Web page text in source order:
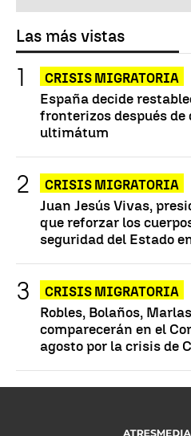
Las más vistas
CRISIS MIGRATORIA
España decide
fronterizos después
ultimátum
CRISIS MIGRATORIA
Juan Jesús Vivas,
que reforzar los
seguridad del Estado
CRISIS MIGRATORIA
Robles, Bolaños,
comparecerán en el
agosto por la crisis de